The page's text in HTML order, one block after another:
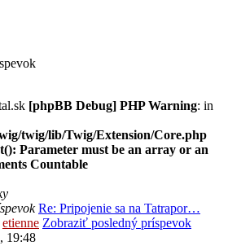
[phpBB Debug] PHP Warning: in
twig/lib/Twig/Extension/Core.php
Parameter must be an array or an
Countable
Re: Pripojenie sa na Tatrapor…
etienne Zobraziť posledný príspevok
19:48